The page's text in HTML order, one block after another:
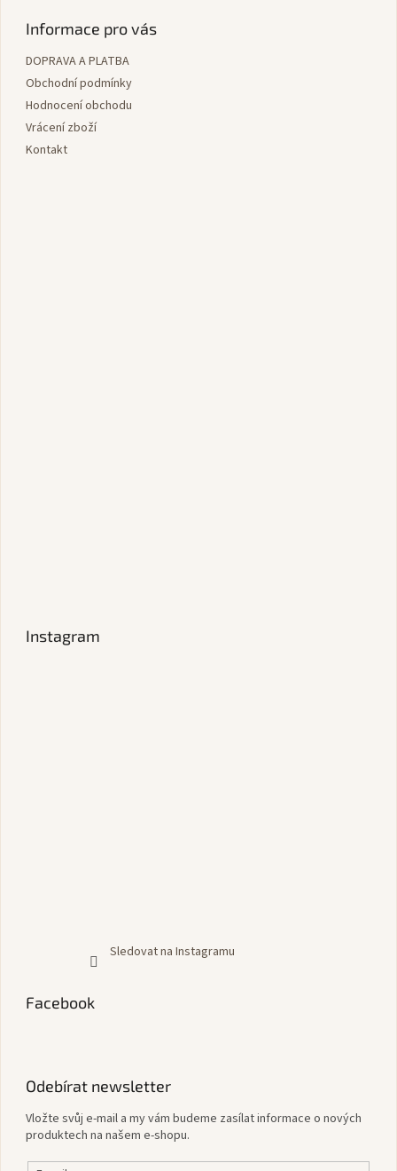
Informace pro vás
DOPRAVA A PLATBA
Obchodní podmínky
Hodnocení obchodu
Vrácení zboží
Kontakt
Instagram
Sledovat na Instagramu
Facebook
Odebírat newsletter
Vložte svůj e-mail a my vám budeme zasílat informace o nových
produktech na našem e-shopu.